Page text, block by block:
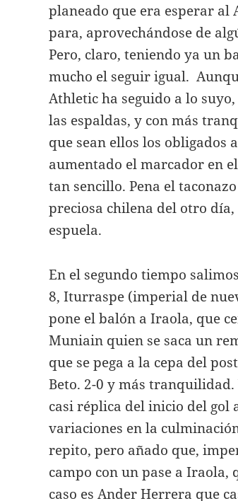
planeado que era esperar al
para, aprovechándose de
Pero, claro, teniendo ya un
mucho el seguir igual.
Athletic ha seguido a lo
las espaldas, y con más
que sean ellos los obligados
aumentado el marcador en
tan sencillo. Pena el
preciosa chilena del otro
espuela.
En el segundo tiempo
8, Iturraspe (imperial de
pone el balón a Iraola, que
Muniain quien se saca un
que se pega a la cepa del
Beto. 2-0 y más
casi réplica del inicio del gol
variaciones en la
repito, pero añado que,
campo con un pase a Iraola,
caso es Ander Herrera que